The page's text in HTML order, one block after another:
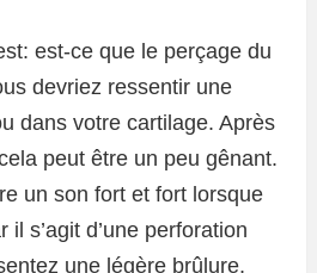
est-ce que le perçage du
devriez ressentir une
dans votre cartilage. Après
peut être un peu gênant.
un son fort et fort lorsque
s’agit d’une perforation
une légère brûlure,